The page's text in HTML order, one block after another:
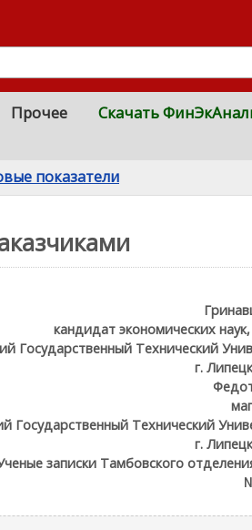
Прочее Скачать
показатели
кандидат экономических
Государственный Технический
г.
Государственный Технический
г.
записки Тамбовского